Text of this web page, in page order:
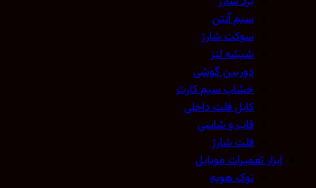
سیم آنتن
سوکت شارژ
شیشه لنز
دوربین گوشی
خشاب سیم کارت
کابل فلت داخلی
قاب و شاسی
فلت شارژ
ابزار تعمیرات موبایل
نوک هویه